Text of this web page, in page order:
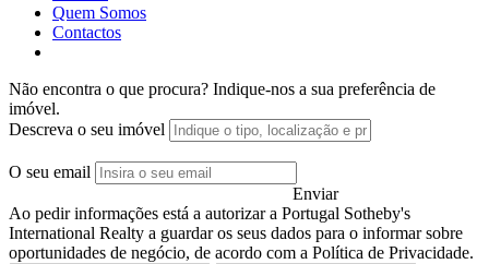
Quem Somos
Contactos
Não encontra o que procura? Indique-nos a sua preferência de
imóvel.
Descreva o seu imóvel
O seu email
Enviar
Ao pedir informações está a autorizar a Portugal Sotheby's
International Realty a guardar os seus dados para o informar sobre
oportunidades de negócio, de acordo com a Política de Privacidade.